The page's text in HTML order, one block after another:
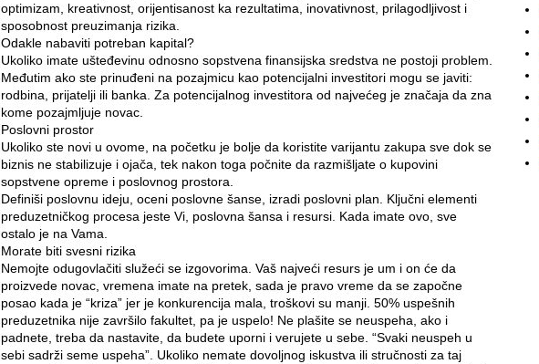
optimizam, kreativnost, orijentisanost ka rezultatima, inovativnost, prilagodljivost i
sposobnost preuzimanja rizika.
Odakle nabaviti potreban kapital?
Ukoliko imate ušteđevinu odnosno sopstvena finansijska sredstva ne postoji problem.
Međutim ako ste prinuđeni na pozajmicu kao potencijalni investitori mogu se javiti:
rodbina, prijatelji ili banka. Za potencijalnog investitora od najvećeg je značaja da zna
kome pozajmljuje novac.
Poslovni prostor
Ukoliko ste novi u ovome, na početku je bolje da koristite varijantu zakupa sve dok se
biznis ne stabilizuje i ojača, tek nakon toga počnite da razmišljate o kupovini
sopstvene opreme i poslovnog prostora.
Definiši poslovnu ideju, oceni poslovne šanse, izradi poslovni plan. Ključni elementi
preduzetničkog procesa jeste Vi, poslovna šansa i resursi. Kada imate ovo, sve
ostalo je na Vama.
Morate biti svesni rizika
Nemojte odugovlačiti služeći se izgovorima. Vaš najveći resurs je um i on će da
proizvede novac, vremena imate na pretek, sada je pravo vreme da se započne
posao kada je “kriza” jer je konkurencija mala, troškovi su manji. 50% uspešnih
preduzetnika nije završilo fakultet, pa je uspelo! Ne plašite se neuspeha, ako i
padnete, treba da nastavite, da budete uporni i verujete u sebe. “Svaki neuspeh u
sebi sadrži seme uspeha”. Ukoliko nemate dovoljnog iskustva ili stručnosti za taj